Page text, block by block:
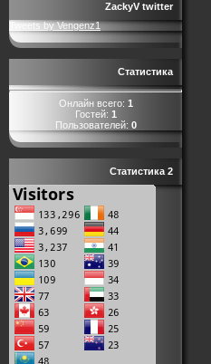
ZackyV twitter
Tweets by Vengenz1
Статистика
Онлайн всего: 1
Гостей: 1
Пользователей: 0
Статистика 2